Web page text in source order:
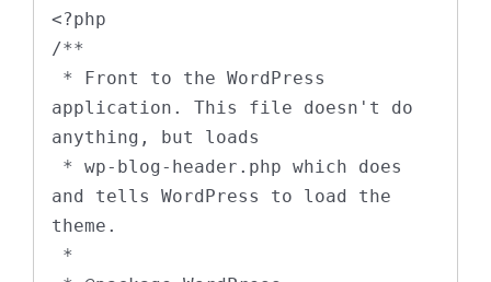
<?php
/**
application. This file doesn't do
anything, but loads
and tells WordPress to load the
theme.